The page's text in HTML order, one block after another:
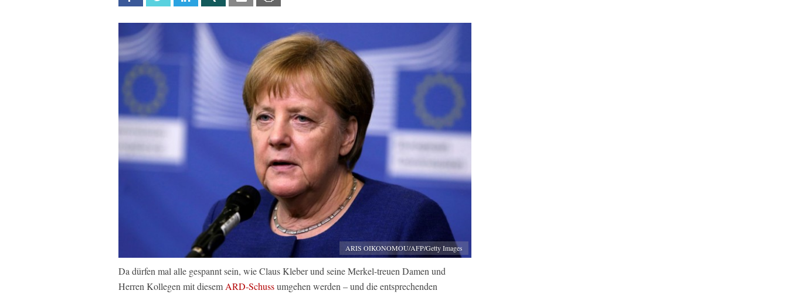
ARIS OIKONOMOU/AFP/Getty Images
Da dürfen mal alle gespannt sein, wie Claus Kleber und seine Merkel-treuen Damen und
Herren Kollegen mit diesem ARD-Schussumgehen werden – und die entsprechenden